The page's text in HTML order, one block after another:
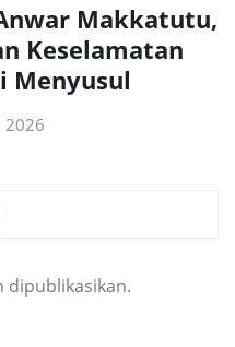
Makkatutu,
Keselamatan
Menyusul
2026
dipublikasikan.